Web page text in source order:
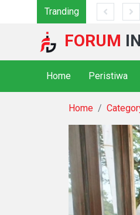
Tranding
Sabu di Belawan I*
FORUM
Home Peristiwa
Home